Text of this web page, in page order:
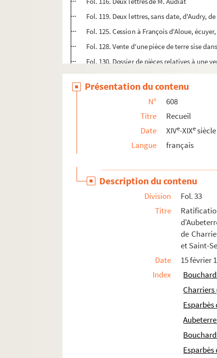
Fol. 119. Deux lettres, sans date, d'Audry,
Fol. 125. Cession à François d'Aloue,
Fol. 128. Vente d'une pièce de terre sise
Fol. 130. Dossier de pièces relatives à une
Fol. 139. Quittance par « Thebaut des
Fol. 140. Quittance par Regnaud de
Fol. 141. Quittance par Nicolas Boisseau,
Fol. 142. Lettre de M. Hubert à Mgr de
Fol. 144. Pièce sur le pavage des routes de
Fol. 147. Lettre de M. Denys d'Aussy. Du
Fol. 151. Testament de dame Madeleine
Fol. 160. Monographie de Jacques-Lucien
611. Recueil de pièces concernant la ville
612. Recueil de pièces concernant la famille
613. Recueil de pièces concernant la famille
614. Recueil de documents concernant la
615. Recueil de pièces concernant Marie
616. « Notice biographique sur M. le baron de
617. Recueil de pièces concernant Aimé-
Présentation du contenu
N°
608
Titre
Recueil
Date
XIVe-XIXesiècle
Langue
français
Description du contenu
Division
Fol. 33
Titre
de
et Saint-
Date
15 février
Index
Charriers
Esparbès
Esparbès